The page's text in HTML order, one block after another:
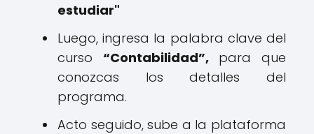
estudiar"
Luego, ingresa la palabra clave del
curso “Contabilidad”,para que
conozcas los detalles del
programa.
Acto seguido, sube a la plataforma